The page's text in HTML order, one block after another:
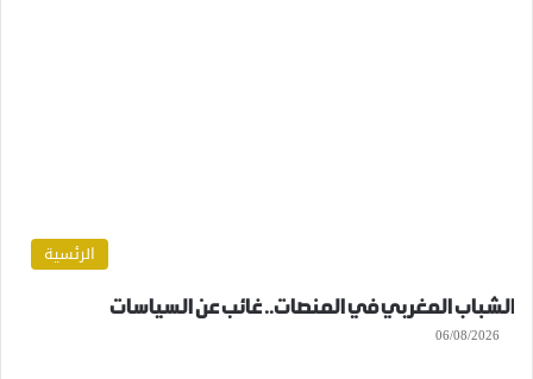
الرئسية
الشباب المغربي في المنصات.. غائب عن السياسات
06/08/2026